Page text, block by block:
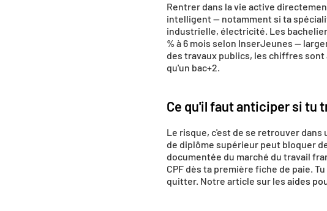
Rentrer dans la vie active
intelligent — notamment si ta
industrielle, électricité. Les
% à 6 mois selon InserJeunes —
des travaux publics, les chiffres
qu'un bac+2.
Ce qu'il faut anticiper si tu
Le risque, c'est de se retrouver dans
de diplôme supérieur peut bloquer
documentée du marché du travail
CPF dès ta première fiche de paie.
quitter. Notre article sur les aides